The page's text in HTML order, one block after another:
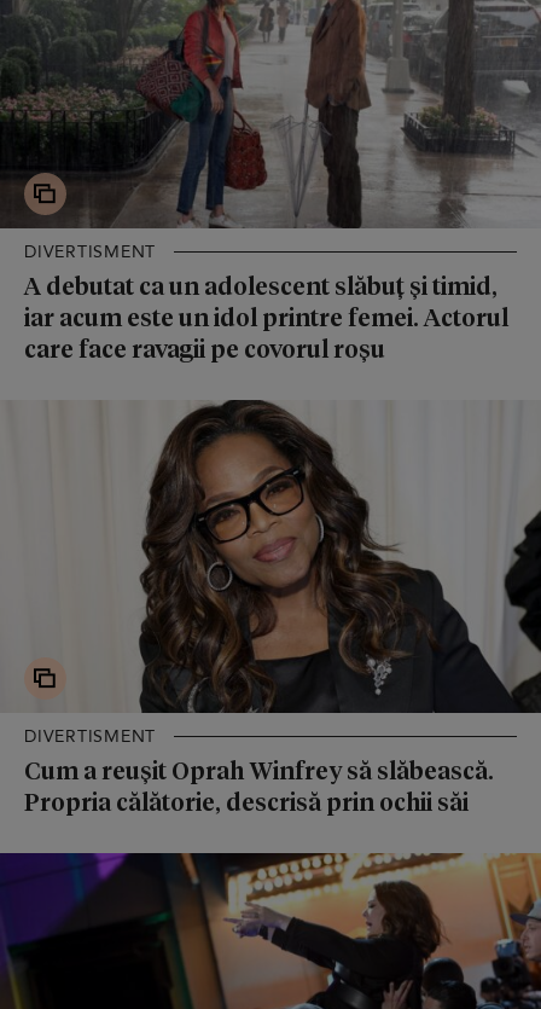
DIVERTISMENT
A debutat ca un adolescent slăbuț și timid,
iar acum este un idol printre femei. Actorul
care face ravagii pe covorul roșu
DIVERTISMENT
Cum a reușit Oprah Winfrey să slăbească.
Propria călătorie, descrisă prin ochii săi